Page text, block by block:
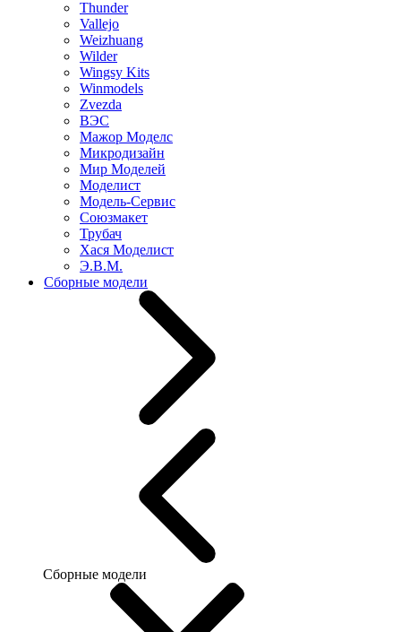
Thunder
Vallejo
Weizhuang
Wilder
Wingsy Kits
Winmodels
Zvezda
ВЭС
Мажор Моделс
Микродизайн
Мир Моделей
Моделист
Модель-Сервис
Союзмакет
Трубач
Хася Моделист
Э.В.М.
Сборные модели
Сборные модели